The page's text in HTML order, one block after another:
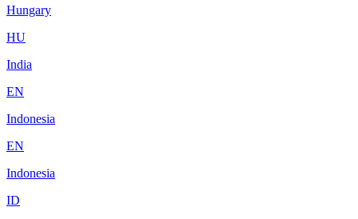
Hungary
HU
India
EN
Indonesia
EN
Indonesia
ID